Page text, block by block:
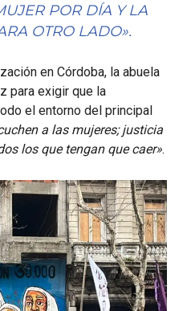
POR DÍA Y LA
OTRO LADO».
en Córdoba, la abuela
para exigir que la
el entorno del principal
a las mujeres; justicia
los que tengan que caer».